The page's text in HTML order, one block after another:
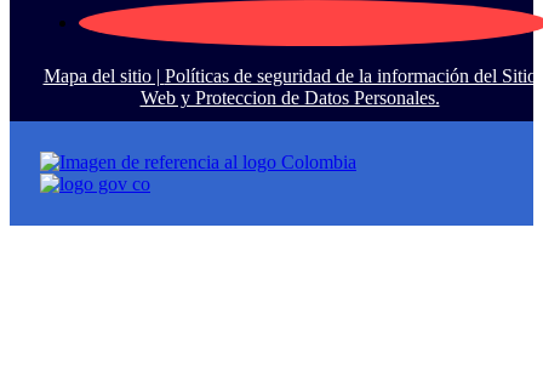
Mapa del sitio | Políticas de seguridad de la información del Sitio
Web y Proteccion de Datos Personales.